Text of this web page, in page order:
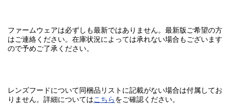
ファームウェアは必ずしも最新ではありません。最新版ご希望の方
はご連絡ください。在庫状況によっては承れない場合もございます
ので予めご了承ください。
レンズフードについて同梱品リストに記載がない場合は付属してお
りません。 詳細についてはこちら をご確認ください。